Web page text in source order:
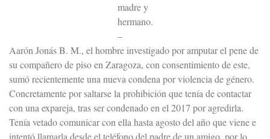
madre y
hermano.
–
Aarón Jonás B. M., el hombre investigado por amputar el pene de
su compañero de piso en Zaragoza, con consentimiento de este,
sumó recientemente una nueva condena por violencia de género.
Concretamente por saltarse la prohibición que tenía de contactar
con una expareja, tras ser condenado en el 2017 por agredirla.
Tenía vetado comunicar con ella hasta agosto del año que viene e